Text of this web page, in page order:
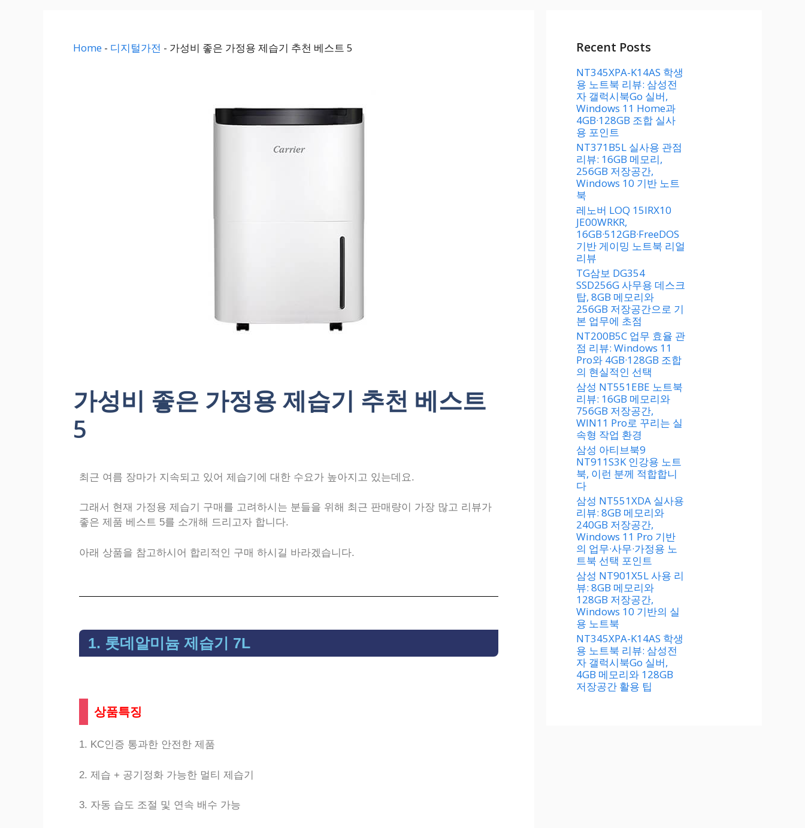
Home - 디지털가전 - 가성비 좋은 가정용 제습기 추천 베스트 5
가성비 좋은 가정용 제습기 추천 베스트
5
최근 여름 장마가 지속되고 있어 제습기에 대한 수요가 높아지고 있는데요.
그래서 현재 가정용 제습기 구매를 고려하시는 분들을 위해 최근 판매량이 가장 많고 리뷰가
좋은 제품 베스트 5를 소개해 드리고자 합니다.
아래 상품을 참고하시어 합리적인 구매 하시길 바라겠습니다.
1. 롯데알미늄 제습기 7L
상품특징
1. KC인증 통과한 안전한 제품
2. 제습 + 공기정화 가능한 멀티 제습기
3. 자동 습도 조절 및 연속 배수 가능
Recent Posts
NT345XPA-K14AS 학생
용 노트북 리뷰: 삼성전
자 갤럭시북Go 실버,
Windows 11 Home과
4GB·128GB 조합 실사
용 포인트
NT371B5L 실사용 관점
리뷰: 16GB 메모리,
256GB 저장공간,
Windows 10 기반 노트
북
레노버 LOQ 15IRX10
JE00WRKR,
16GB·512GB·FreeDOS
기반 게이밍 노트북 리얼
리뷰
TG삼보 DG354
SSD256G 사무용 데스크
탑, 8GB 메모리와
256GB 저장공간으로 기
본 업무에 초점
NT200B5C 업무 효율 관
점 리뷰: Windows 11
Pro와 4GB·128GB 조합
의 현실적인 선택
삼성 NT551EBE 노트북
리뷰: 16GB 메모리와
756GB 저장공간,
WIN11 Pro로 꾸리는 실
속형 작업 환경
삼성 아티브북9
NT911S3K 인강용 노트
북, 이런 분께 적합합니
다
삼성 NT551XDA 실사용
리뷰: 8GB 메모리와
240GB 저장공간,
Windows 11 Pro 기반
의 업무·사무·가정용 노
트북 선택 포인트
삼성 NT901X5L 사용 리
뷰: 8GB 메모리와
128GB 저장공간,
Windows 10 기반의 실
용 노트북
NT345XPA-K14AS 학생
용 노트북 리뷰: 삼성전
자 갤럭시북Go 실버,
4GB 메모리와 128GB
저장공간 활용 팁